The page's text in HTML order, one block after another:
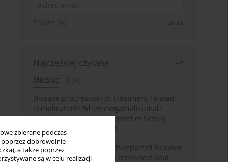
zbierane podczas
poprzez dobrowolnie
a także poprzez
są w celu realizacji
Zapisz się Usuń
Najczęściej czytane
Miesiąc
Rok
Disease progression or treatment-related
complication? When mogamulizumab
misleads in the management of Sézary
syndrome: A case report
Personality traits and self-reported bruxism
in university students: A cross-sectional